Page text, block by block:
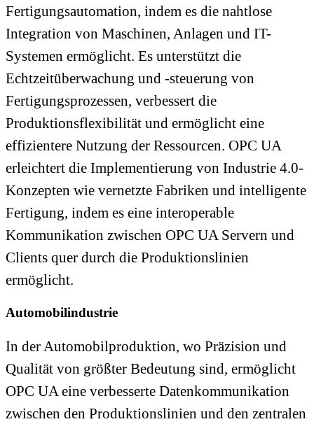
Fertigungsautomation, indem es die nahtlose
Integration von Maschinen, Anlagen und IT-
Systemen ermöglicht. Es unterstützt die
Echtzeitüberwachung und -steuerung von
Fertigungsprozessen, verbessert die
Produktionsflexibilität und ermöglicht eine
effizientere Nutzung der Ressourcen. OPC UA
erleichtert die Implementierung von Industrie 4.0-
Konzepten wie vernetzte Fabriken und intelligente
Fertigung, indem es eine interoperable
Kommunikation zwischen OPC UA Servern und
Clients quer durch die Produktionslinien
ermöglicht.
Automobilindustrie
In der Automobilproduktion, wo Präzision und
Qualität von größter Bedeutung sind, ermöglicht
OPC UA eine verbesserte Datenkommunikation
zwischen den Produktionslinien und den zentralen